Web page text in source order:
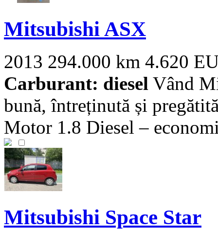
Mitsubishi ASX
2013 294.000 km 4.620
Carburant: diesel Vând
bună, întreținută și
Motor 1.8 Diesel –
Mitsubishi Space Star